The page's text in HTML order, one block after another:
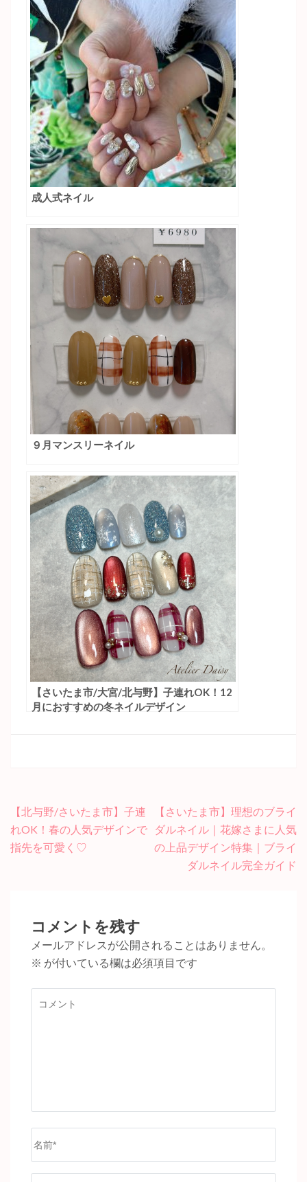
成人式ネイル
９月マンスリーネイル
【さいたま市/大宮/北与野】子連れOK！12
月におすすめの冬ネイルデザイン
投
稿
ナ
【北与野/さいたま市】子連
れOK！春の人気デザインで
指先を可愛く♡
【さいたま市】理想のブライ
ダルネイル｜花嫁さまに人気
の上品デザイン特集｜ブライ
ダルネイル完全ガイド
コメントを残す
メールアドレスが公開されることはありません。
※ が付いている欄は必須項目です
前
*